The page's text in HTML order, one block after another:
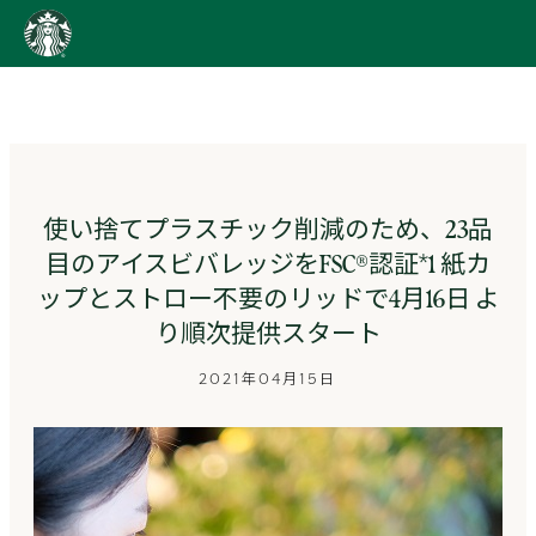
content
Go
homepage
使い捨てプラスチック削減のため、23品
目のアイスビバレッジをFSC®認証*1 紙カ
ップとストロー不要のリッドで4月16日 よ
り順次提供スタート
2021年04月15日